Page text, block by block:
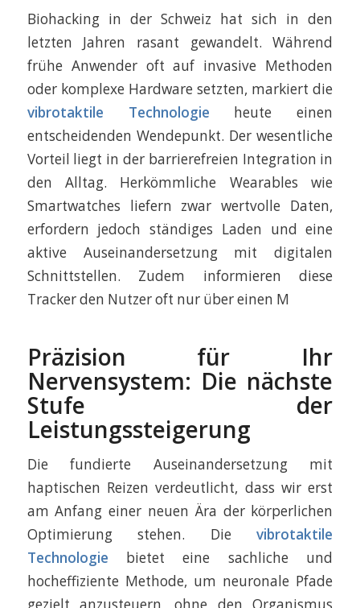
Biohacking in der Schweiz hat sich in den
letzten Jahren rasant gewandelt. Während
frühe Anwender oft auf invasive Methoden
oder komplexe Hardware setzten, markiert die
vibrotaktile Technologie heute einen
entscheidenden Wendepunkt. Der wesentliche
Vorteil liegt in der barrierefreien Integration in
den Alltag. Herkömmliche Wearables wie
Smartwatches liefern zwar wertvolle Daten,
erfordern jedoch ständiges Laden und eine
aktive Auseinandersetzung mit digitalen
Schnittstellen. Zudem informieren diese
Tracker den Nutzer oft nur über einen M
Präzision für Ihr
Nervensystem: Die nächste
Stufe der
Leistungssteigerung
Die fundierte Auseinandersetzung mit
haptischen Reizen verdeutlicht, dass wir erst
am Anfang einer neuen Ära der körperlichen
Optimierung stehen. Dievibrotaktile
Technologie bietet eine sachliche und
hocheffiziente Methode, um neuronale Pfade